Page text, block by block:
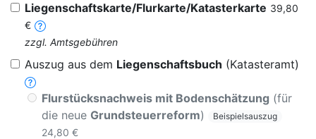
Liegenschaftskarte/Flurkarte/Katasterkarte 39,80
€
zzgl. Amtsgebühren
Auszug aus dem Liegenschaftsbuch (Katasteramt)
Flurstücksnachweis mit Bodenschätzung (für
die neue Grundsteuerreform) Beispielsauszug
24,80 €